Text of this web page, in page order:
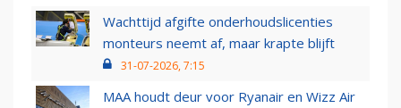
Wachttijd afgifte onderhoudslicenties
monteurs neemt af, maar krapte blijft
31-07-2026, 7:15
MAA houdt deur voor Ryanair en Wizz Air